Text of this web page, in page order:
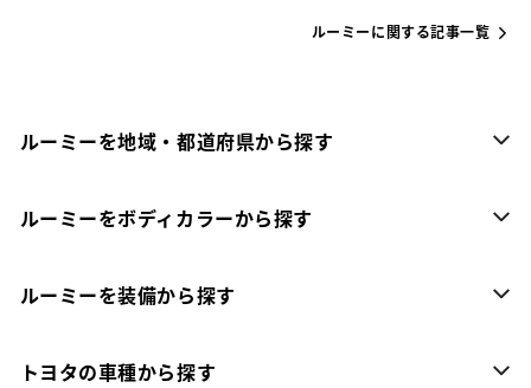
ルーミーに関する記事一覧
ルーミーを地域・都道府県から探す
ルーミーをボディカラーから探す
ルーミーを装備から探す
トヨタの車種から探す